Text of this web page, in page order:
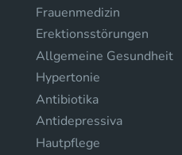
Frauenmedizin
Erektionsstörungen
Allgemeine Gesundheit
Hypertonie
Antibiotika
Antidepressiva
Hautpflege